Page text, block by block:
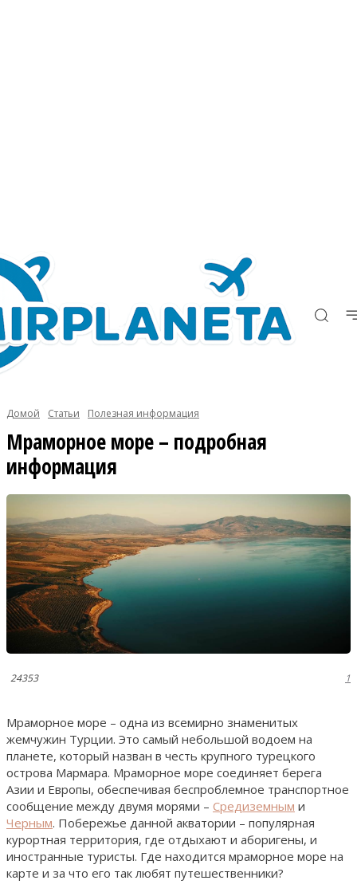
Домой Статьи Полезная информация
Мраморное море – подробная
информация
24353 1
Мраморное море – одна из всемирно знаменитых
жемчужин Турции. Это самый небольшой водоем на
планете, который назван в честь крупного турецкого
острова Мармара. Мраморное море соединяет берега
Азии и Европы, обеспечивая беспроблемное транспортное
сообщение между двумя морями – Средиземным и
Черным. Побережье данной акватории – популярная
курортная территория, где отдыхают и аборигены, и
иностранные туристы. Где находится мраморное море на
карте и за что его так любят путешественники?